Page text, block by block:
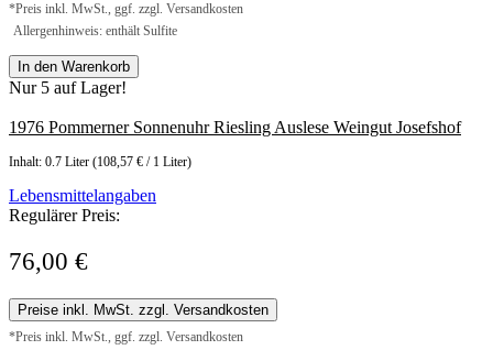
*Preis inkl. MwSt., ggf. zzgl. Versandkosten
Allergenhinweis: enthält Sulfite
In den Warenkorb
Nur 5 auf Lager!
1976 Pommerner Sonnenuhr Riesling Auslese Weingut Josefshof
Inhalt: 0.7 Liter (108,57 € / 1 Liter)
Lebensmittelangaben
Regulärer Preis:
76,00 €
Preise inkl. MwSt. zzgl. Versandkosten
*Preis inkl. MwSt., ggf. zzgl. Versandkosten